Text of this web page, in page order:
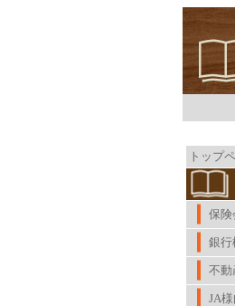
トップ
保険
銀行
不動
JA